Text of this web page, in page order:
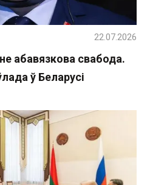
абавязкова свабода.
ў Беларусі
22.07.2026